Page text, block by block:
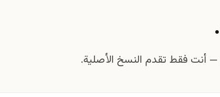
— أنت فقط تقدم النسخ الأصلية.